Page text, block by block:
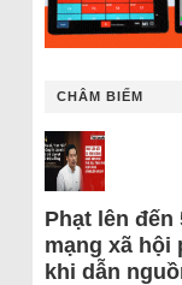
CHÂM BIẾM
Phạt lên
mạng xã hội
khi dẫn